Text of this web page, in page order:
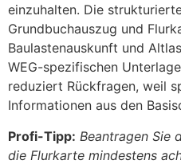
einzuhalten. Die
Grundbuchauszug und
Baulastenauskunft und
WEG-spezifischen
reduziert Rückfragen, weil
Informationen aus den
Profi-Tipp: Beantragen Sie
die Flurkarte mindestens